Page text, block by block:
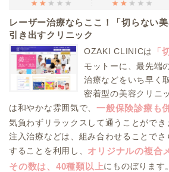
レーザー治療ならここ！「切らない
引き出すクリニック
OZAKI CLINICは 「
モットーに、最先端
治療などをいち早く
密着型の美容クリニ
は和やかな雰囲気で、 一般保険診療も
気負わずリラックスして通うことがで
注入治療などは、組み合わせることで
することを利用し、 オリジナルの複合
その数は、40種類以上にものぼります